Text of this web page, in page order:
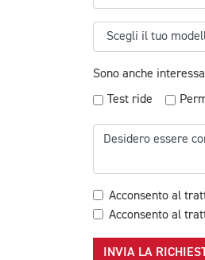
Sono anche
Test ride
Acconsento al
Acconsento al
INVIA LA